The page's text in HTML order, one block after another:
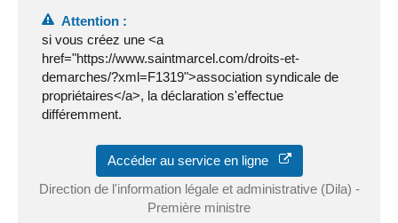
Attention :
si vous créez une <a
href="https://www.saintmarcel.com/droits-et-
demarches/?xml=F1319">association syndicale de
propriétaires</a>, la déclaration s'effectue
différemment.
Accéder au service en ligne
Direction de l'information légale et administrative (Dila) -
Première ministre